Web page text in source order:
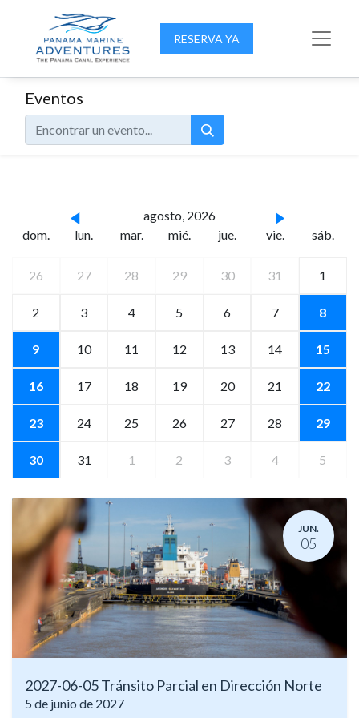
RESERVA YA
Eventos
agosto, 2026
dom.
lun. mar. mié. jue. vie. sáb.
26 27 28 29 30 31 1
2 3 4 5 6 7 8
9 10 11 12 13 14 15
16 17 18 19 20 21 22
23 24 25 26 27 28 29
30 31 1 2 3 4 5
JUN.
05
2027-06-05 Tránsito Parcial en Dirección Norte
5 de junio de 2027